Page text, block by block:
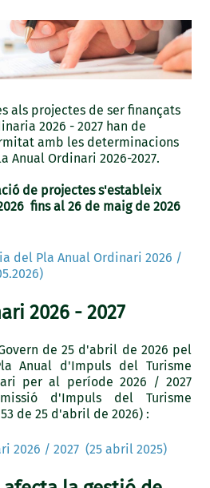
als projectes de ser finançats
2026 - 2027 han de
amb les determinacions
Anual Ordinari 2026-2027.
de projectes s'estableix
fins al 26 de maig de 2026
del Pla Anual Ordinari 2026 /
2026 - 2027
de 25 d'abril de 2026 pel
Anual d'Impuls del Turisme
per al període 2026 / 2027
d'Impuls del Turisme
de 25 d'abril de 2026) :
2026 / 2027 (25 abril 2025)